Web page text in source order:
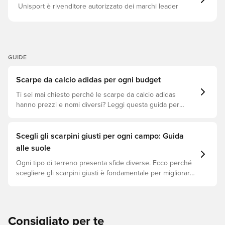
supporto perfetto. Che stia dribblando difensori o
Unisport è rivenditore autorizzato dei marchi leader
GUIDE
Scarpe da calcio adidas per ogni budget
Ti sei mai chiesto perché le scarpe da calcio adidas
hanno prezzi e nomi diversi? Leggi questa guida per
Scegli gli scarpini giusti per ogni campo: Guida
alle suole
Ogni tipo di terreno presenta sfide diverse. Ecco perché
scegliere gli scarpini giusti è fondamentale per migliorare
Consigliato per te